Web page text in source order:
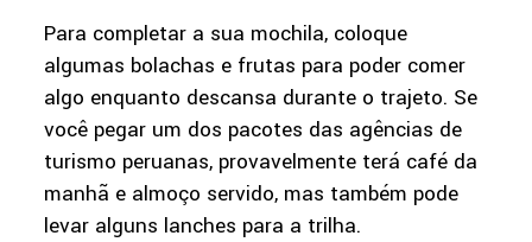
Para completar a sua mochila, coloque
algumas bolachas e frutas para poder comer
algo enquanto descansa durante o trajeto. Se
você pegar um dos pacotes das agências de
turismo peruanas, provavelmente terá café da
manhã e almoço servido, mas também pode
levar alguns lanches para a trilha.